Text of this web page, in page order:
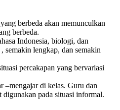
berbeda akan memunculkan
berbeda.
Indonesia, biologi, dan
semakin lengkap, dan semakin
percakapan yang bervariasi
–mengajar di kelas. Guru dan
digunakan pada situasi informal.